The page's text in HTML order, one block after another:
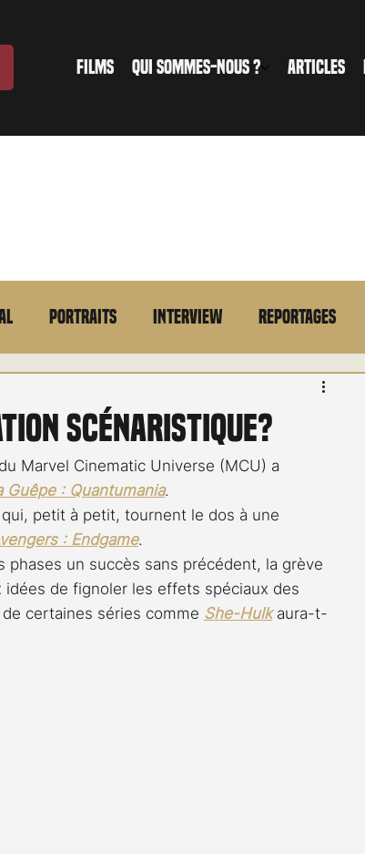
FILMS QUI SOMMES-NOUS ? ARTICLES
Portraits Interview Reportages
Streaming Stefanie Rossier
scénaristique?
Marvel Cinematic Universe (MCU) a
Guêpe : Quantumania.
petit à petit, tournent le dos à une
: Endgame.
un succès sans précédent, la grève
de fignoler les effets spéciaux des
certaines séries comme She-Hulk aura-t-